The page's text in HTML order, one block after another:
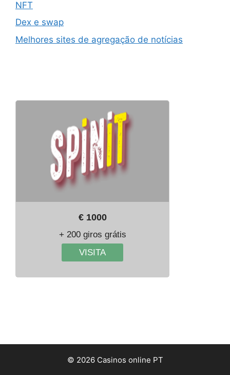
NFT
Dex e swap
Melhores sites de agregação de notícias
€ 1000
+ 200 giros grátis
VISITA
© 2026 Casinos online PT